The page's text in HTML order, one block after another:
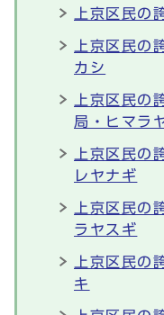
上京区民の
上京区民の
カシ
上京区民の
局・ヒマラ
上京区民の
レヤナギ
上京区民の
ラヤスギ
上京区民の
キ